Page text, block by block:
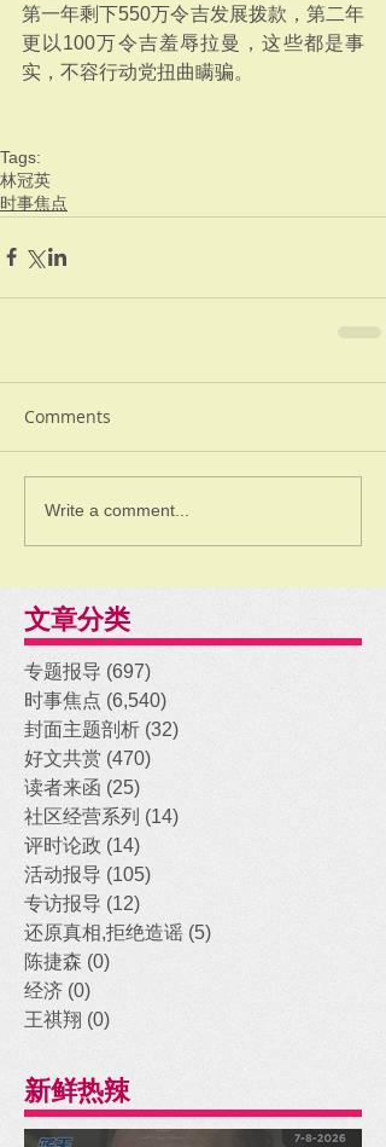
第一年剩下550万令吉发展拨款，第二年
更以100万令吉羞辱拉曼，这些都是事
实，不容行动党扭曲瞒骗。
Tags:
林冠英
时事焦点
Comments
Write a comment...
文章分类
专题报导 (697)
时事焦点 (6,540)
封面主题剖析 (32)
好文共赏 (470)
读者来函 (25)
社区经营系列 (14)
评时论政 (14)
活动报导 (105)
专访报导 (12)
还原真相,拒绝造谣 (5)
陈捷森 (0)
经济 (0)
王祺翔 (0)
新鲜热辣